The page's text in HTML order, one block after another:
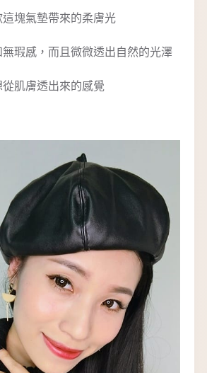
這塊氣墊帶來的柔膚光
瑕感，而且微微透出自然的光澤
從肌膚透出來的感覺